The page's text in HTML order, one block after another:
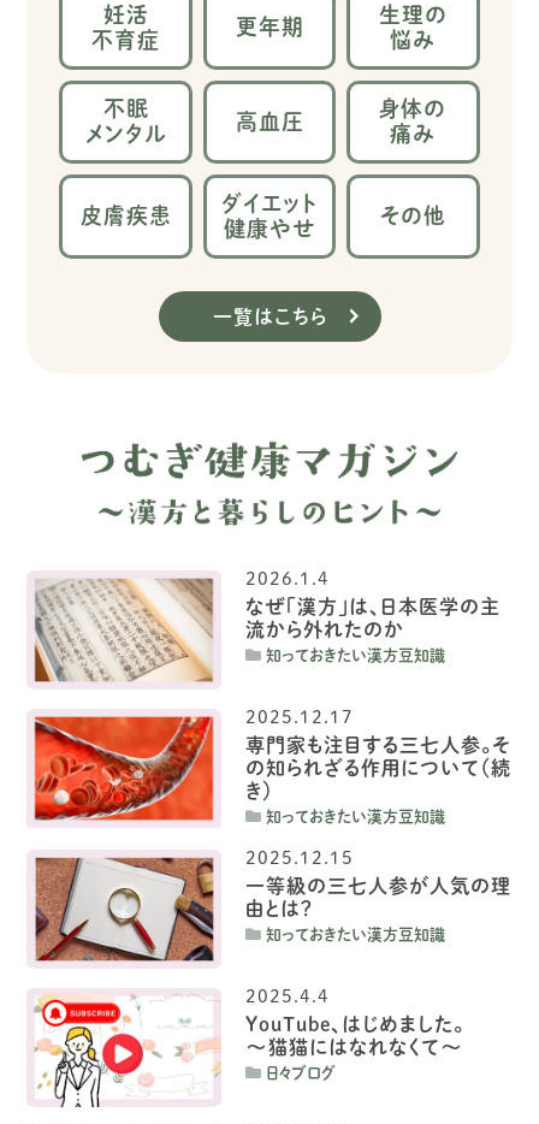
妊活
不育症
更年期
生理の
悩み
不眠
メンタル
高血圧
身体の
痛み
皮膚疾患
ダイエット
健康やせ
その他
一覧はこちら
2026.1.4
なぜ「漢方」は、日本医学の主
流から外れたのか
知っておきたい漢方豆知識
2025.12.17
専門家も注目する三七人参。そ
の知られざる作用について（続
き）
知っておきたい漢方豆知識
2025.12.15
一等級の三七人参が人気の理
由とは？
知っておきたい漢方豆知識
2025.4.4
YouTube、はじめました。
〜猫猫にはなれなくて〜
日々ブログ